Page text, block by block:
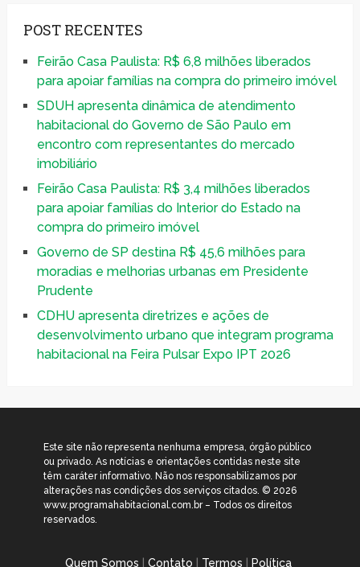
POST RECENTES
Feirão Casa Paulista: R$ 6,8 milhões liberados
para apoiar famílias na compra do primeiro imóvel
SDUH apresenta dinâmica de atendimento
habitacional do Governo de São Paulo em
encontro com representantes do mercado
imobiliário
Feirão Casa Paulista: R$ 3,4 milhões liberados
para apoiar famílias do Interior do Estado na
compra do primeiro imóvel
Governo de SP destina R$ 45,6 milhões para
moradias e melhorias urbanas em Presidente
Prudente
CDHU apresenta diretrizes e ações de
desenvolvimento urbano que integram programa
habitacional na Feira Pulsar Expo IPT 2026
Este site não representa nenhuma empresa, órgão público
ou privado. As notícias e orientações contidas neste site
têm caráter informativo. Não nos responsabilizamos por
alterações nas condições dos serviços citados. © 2026
www.programahabitacional.com.br – Todos os direitos
reservados.
Quem Somos Contato Termos Política